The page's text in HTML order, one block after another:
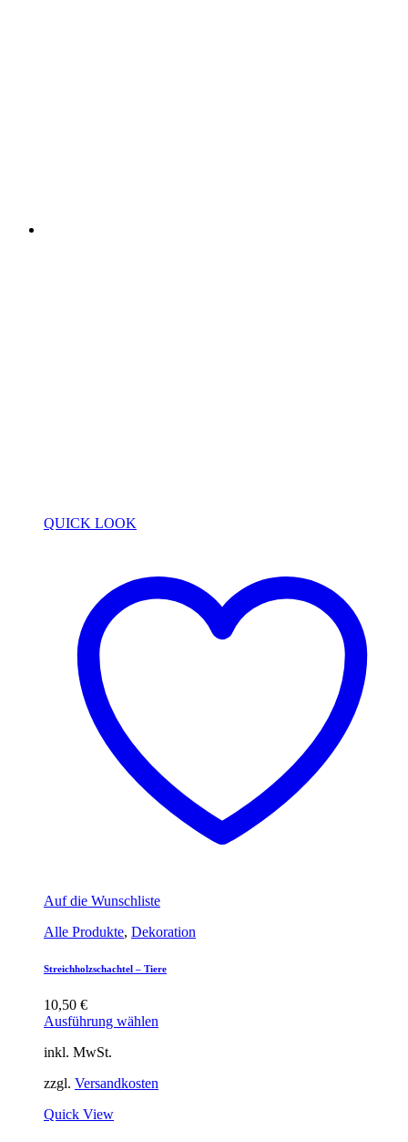
QUICK LOOK
Auf die Wunschliste
Alle Produkte, Dekoration
Streichholzschachtel – Tiere
10,50 €
Ausführung wählen
inkl. MwSt.
zzgl. Versandkosten
Quick View